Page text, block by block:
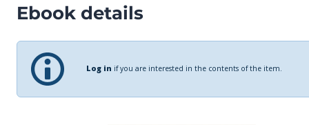
Ebook details
Log in if you are interested in the contents of the item.